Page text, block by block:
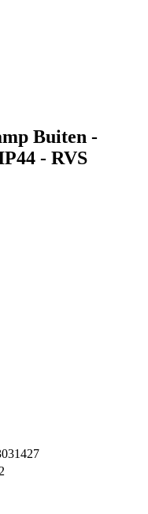
Buiten -
- RVS